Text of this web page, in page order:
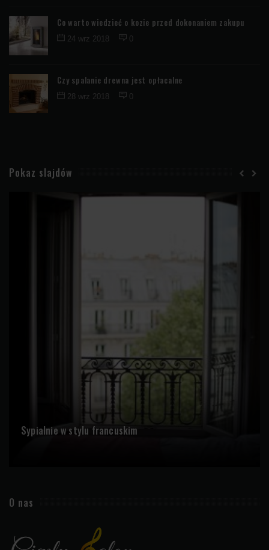
Co warto wiedzieć o kozie przed dokonaniem zakupu
24 wrz 2018 0
Czy spalanie drewna jest opłacalne
28 wrz 2018 0
Pokaz slajdów
Sypialnie w stylu francuskim
O nas